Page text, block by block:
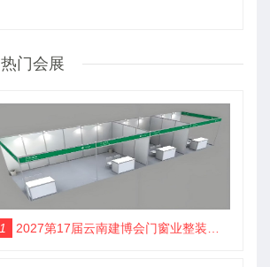
热门会展
1 2027第17届云南建博会门窗业整装定制智能家居卫浴建材展会